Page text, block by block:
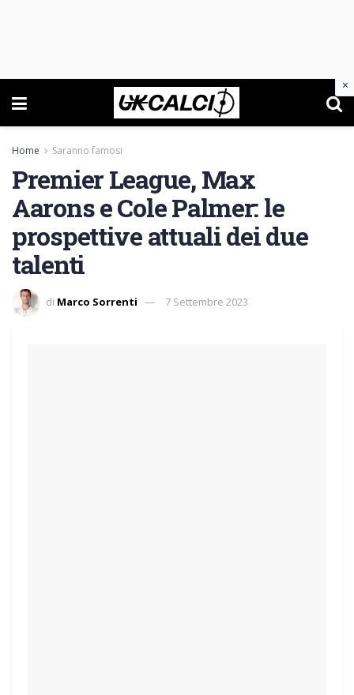
Home Saranno famosi
Premier League, Max
Aarons e Cole Palmer: le
prospettive attuali dei due
talenti
di Marco Sorrenti 7 Settembre 2023
×